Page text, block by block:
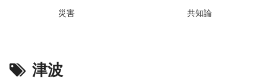
災害 共知論
津波